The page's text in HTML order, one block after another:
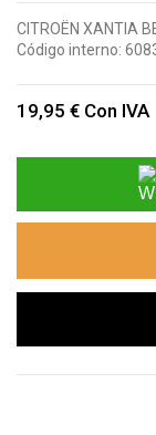
CITROËN XANTIA
Código interno:
19,95 € Con IVA